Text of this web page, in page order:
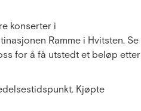
konserter i
Ramme i Hvitsten. Se
for å få utstedt et beløp etter
Kjøpte